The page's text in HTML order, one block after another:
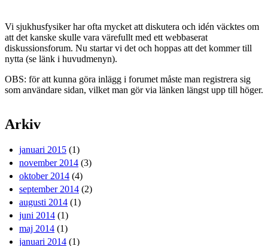
Vi sjukhusfysiker har ofta mycket att diskutera och idén väcktes om
att det kanske skulle vara värefullt med ett webbaserat
diskussionsforum. Nu startar vi det och hoppas att det kommer till
nytta (se länk i huvudmenyn).
OBS: för att kunna göra inlägg i forumet måste man registrera sig
som användare sidan, vilket man gör via länken längst upp till höger.
Arkiv
januari 2015 (1)
november 2014 (3)
oktober 2014 (4)
september 2014 (2)
augusti 2014 (1)
juni 2014 (1)
maj 2014 (1)
januari 2014 (1)